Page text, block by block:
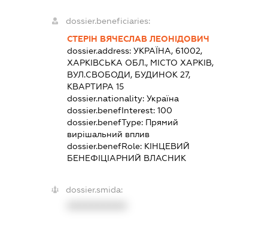
dossier.beneficiaries:
СТЕРІН ВЯЧЕСЛАВ ЛЕОНІДОВИЧ
dossier.address:УКРАЇНА, 61002,
ХАРКІВСЬКА ОБЛ., МІСТО ХАРКІВ,
ВУЛ.СВОБОДИ, БУДИНОК 27,
КВАРТИРА 15
dossier.nationality:Україна
dossier.benefInterest:100
dossier.benefType: Прямий
вирішальний вплив
dossier.benefRole: КІНЦЕВИЙ
БЕНЕФІЦІАРНИЙ ВЛАСНИК
dossier.smida: